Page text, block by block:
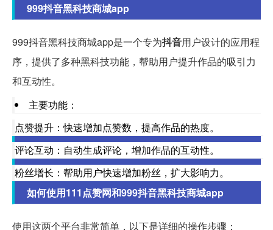
999抖音黑科技商城app
999抖音黑科技商城app是一个专为抖音用户设计的应用程
序，提供了多种黑科技功能，帮助用户提升作品的吸引力
和互动性。
主要功能：
点赞提升：快速增加点赞数，提高作品的热度。
评论互动：自动生成评论，增加作品的互动性。
粉丝增长：帮助用户快速增加粉丝，扩大影响力。
如何使用111点赞网和999抖音黑科技商城app
使用这两个平台非常简单，以下是详细的操作步骤：